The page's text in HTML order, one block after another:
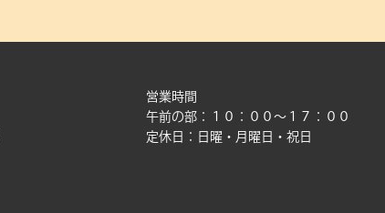
営業時間
午前の部：１０：００〜１７：００
定休日：日曜・月曜日・祝日